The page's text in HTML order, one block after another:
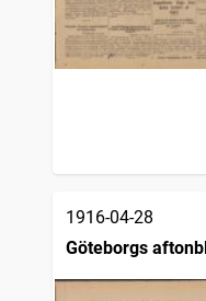
1916-04-28
Göteborgs